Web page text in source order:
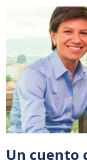
Un cuento